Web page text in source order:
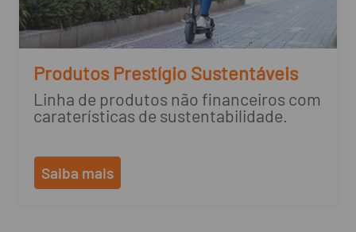
Produtos Prestígio Sustentáveis
Linha de produtos não financeiros com
caraterísticas de sustentabilidade.
Saiba mais